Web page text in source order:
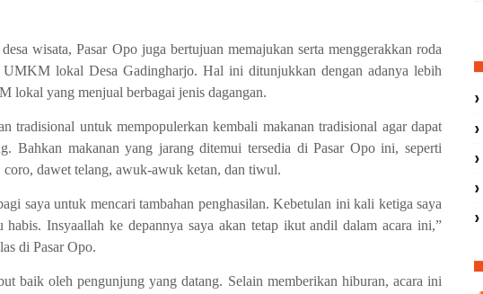
wisata, Pasar Opo juga bertujuan memajukan serta menggerakkan roda
UMKM lokal Desa Gadingharjo. Hal ini ditunjukkan dengan adanya lebih
lokal yang menjual berbagai jenis dagangan.
tradisional untuk mempopulerkan kembali makanan tradisional agar dapat
Bahkan makanan yang jarang ditemui tersedia di Pasar Opo ini, seperti
dawet telang, awuk-awuk ketan, dan tiwul.
saya untuk mencari tambahan penghasilan. Kebetulan ini kali ketiga saya
Insyaallah ke depannya saya akan tetap ikut andil dalam acara ini,”
di Pasar Opo.
baik oleh pengunjung yang datang. Selain memberikan hiburan, acara ini